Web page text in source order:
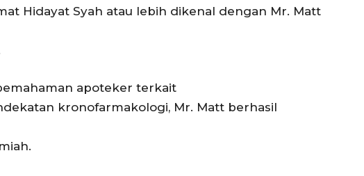
Hidayat Syah atau lebih dikenal dengan Mr. Matt
apoteker terkait
kronofarmakologi, Mr. Matt berhasil